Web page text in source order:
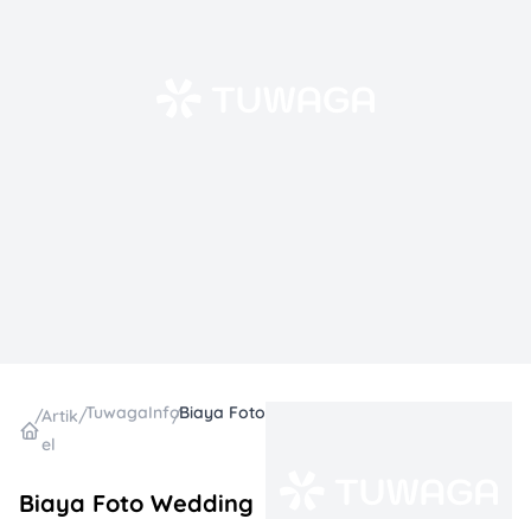
/Artik
el
/TuwagaInfo
/
Biaya Foto Wedding